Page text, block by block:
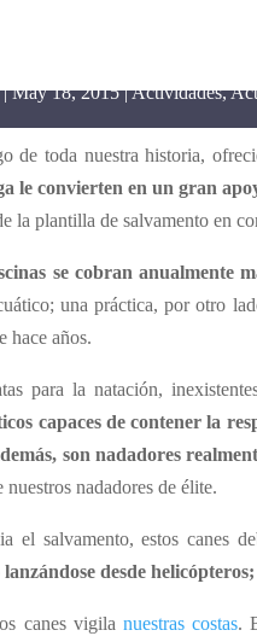
May 18, 2015 Actividades,
de toda nuestra historia,
le convierten en un gran
la plantilla de salvamento en
se cobran anualmente
una práctica, por otro
hace años.
para la natación,
capaces de contener la
son nadadores
nadadores de élite.
el salvamento, estos
desde helicópteros;
canes vigila nuestras costas.